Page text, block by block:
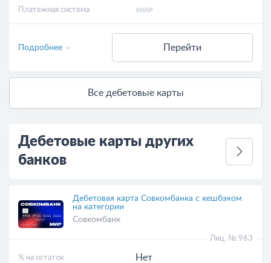
Платежная система
Перейти
Подробнее
Все дебетовые карты
Дебетовые карты других
банков
Дебетовая карта Совкомбанка с кешбэком
на категории
Совкомбанк
Лиц. № 963
% на остаток Нет